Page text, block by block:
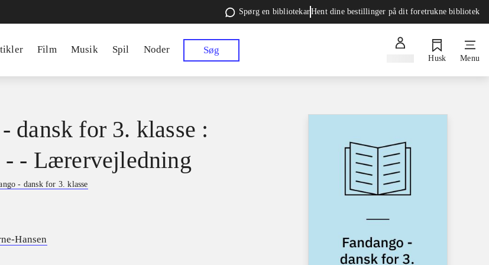
Spørg en bibliotekarHent dine bestillinger på dit foretrukne bibliotek
Film Musik Spil Noder Søg
Husk Menu
dansk for 3. klasse :
- - Lærervejledning
- dansk for 3. klasse
Hansen